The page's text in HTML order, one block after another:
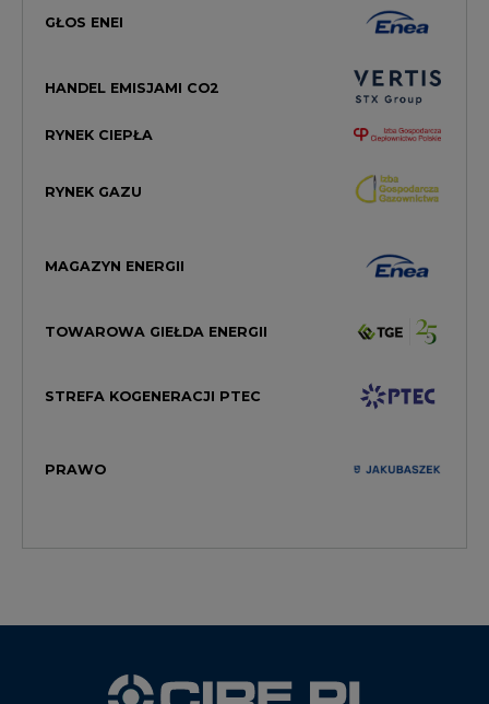
GŁOS ENEI
HANDEL EMISJAMI CO2
RYNEK CIEPŁA
RYNEK GAZU
MAGAZYN ENERGII
TOWAROWA GIEŁDA ENERGII
STREFA KOGENERACJI PTEC
PRAWO